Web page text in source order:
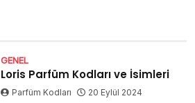
GENEL
Loris Parfüm Kodları ve İsimleri
Parfüm Kodları 20 Eylül 2024